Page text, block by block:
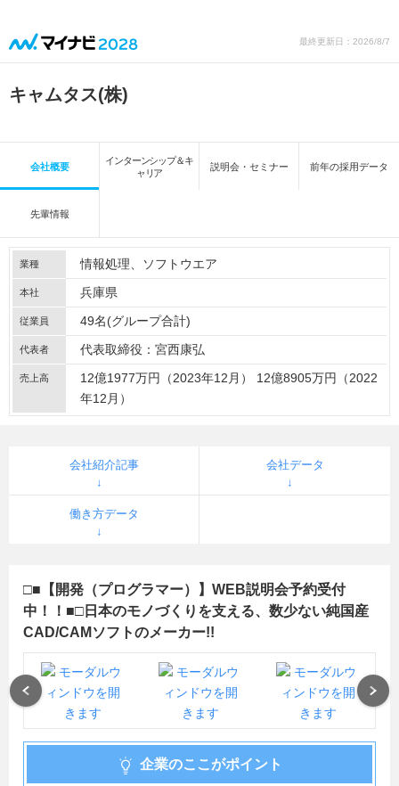
最終更新日：2026/8/7
キャムタス(株)
会社概要
インターンシップ＆キ
ャリア
説明会・セミナー 前年の採用データ
先輩情報
業種 情報処理 ソフトウエア
本社 兵庫県
従業員 49名(グループ合計)
代表者 代表取締役：宮西康弘
売上高
12億1977万円（2023年12月） 12億8905万円（2022
年12月）
会社紹介記事 会社データ
働き方データ
□■【開発（プログラマー）】WEB説明会予約受付
中！！■□日本のモノづくりを支える、数少ない純国産
CAD/CAMソフトのメーカー!!
企業のここがポイント